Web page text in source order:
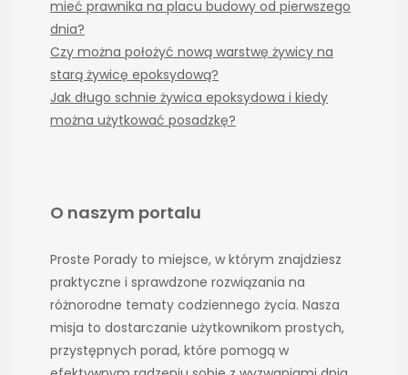
mieć prawnika na placu budowy od pierwszego
dnia?
Czy można położyć nową warstwę żywicy na
starą żywicę epoksydową?
Jak długo schnie żywica epoksydowa i kiedy
można użytkować posadzkę?
O naszym portalu
Proste Porady to miejsce, w którym znajdziesz
praktyczne i sprawdzone rozwiązania na
różnorodne tematy codziennego życia. Nasza
misja to dostarczanie użytkownikom prostych,
przystępnych porad, które pomogą w